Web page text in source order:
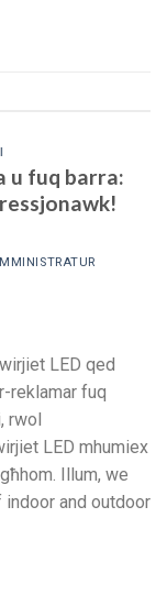
u fuq barra:
LED qed
reklamar fuq
rwol
LED mhumiex
Illum, we
and outdoor